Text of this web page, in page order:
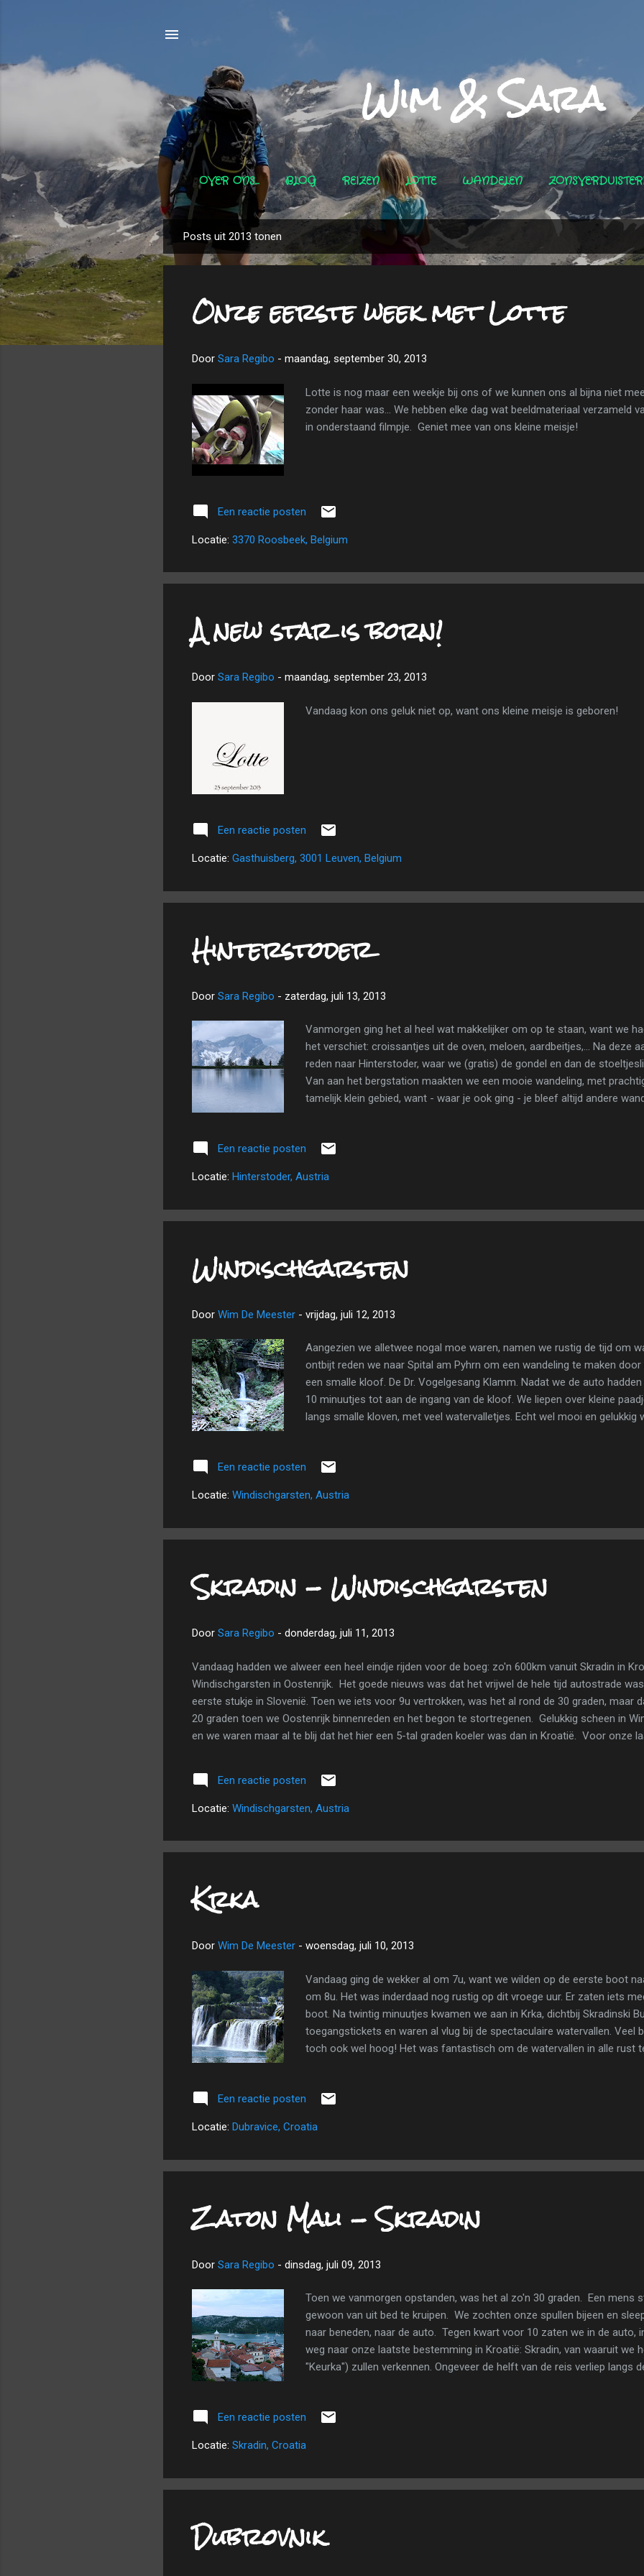
Wim & Sara
OVER ONS... BLOG REIZEN LOTTE WANDELEN
P
o
Posts uit 2013 tonen
Onze eerste week met Lotte
Door Sara Regibo - maandag, september 30, 2013
Lotte is nog maar een weekje bij ons of we kunnen ons al bijna niet
zonder haar was... We hebben elke dag wat beeldmateriaal verzameld
in onderstaand filmpje. Geniet mee van ons kleine meisje!
Een reactie posten
Locatie: 3370 Roosbeek, Belgium
A new star is born!
Door Sara Regibo - maandag, september 23, 2013
Vandaag kon ons geluk niet op, want ons kleine meisje is geboren!
Een reactie posten
Locatie: Gasthuisberg, 3001 Leuven, Belgium
Hinterstoder
Door Sara Regibo - zaterdag, juli 13, 2013
Vanmorgen ging het al heel wat makkelijker om op te staan, want we
het verschiet: croissantjes uit de oven, meloen, aardbeitjes,... Na deze
reden naar Hinterstoder, waar we (gratis) de gondel en dan de
Van aan het bergstation maakten we een mooie wandeling, met
tamelijk klein gebied, want - waar je ook ging - je bleef altijd andere
en reden we terug naar Windischgarsten. Onderweg zochten we nog
tevergeefs. Bergwandelen in Hinterstoder. 's Avonds pakten we onze
van een lekker maaltje en gingen we vroeg slapen, om fris te zijn voor
Een reactie posten
Locatie: Hinterstoder, Austria
Windischgarsten
Door Wim De Meester - vrijdag, juli 12, 2013
Aangezien we alletwee nogal moe waren, namen we rustig de tijd om
ontbijt reden we naar Spital am Pyhrn om een wandeling te maken door
een smalle kloof. De Dr. Vogelgesang Klamm. Nadat we de auto
10 minuutjes tot aan de ingang van de kloof. We liepen over kleine
langs smalle kloven, met veel watervalletjes. Echt wel mooi en gelukkig
bleven we wat nagenieten van het aangename weer. We keerden langs
waar we mooie uitzichten hadden van alpenweides en waar we de
kalkalpen goed konden zien. Genieten van Berner Würstl. Rond 15u
Een reactie posten
Locatie: Windischgarsten, Austria
Skradin - Windischgarsten
Door Sara Regibo - donderdag, juli 11, 2013
Vandaag hadden we alweer een heel eindje rijden voor de boeg: zo'n 600km vanuit Skradin in
Windischgarsten in Oostenrijk. Het goede nieuws was dat het vrijwel de hele tijd autostrade
eerste stukje in Slovenië. Toen we iets voor 9u vertrokken, was het al rond de 30 graden, maar
20 graden toen we Oostenrijk binnenreden en het begon te stortregenen. Gelukkig scheen in
en we waren maar al te blij dat het hier een 5-tal graden koeler was dan in Kroatië. Voor onze
hadden zelfs geen fut meer om de afwas te doen; enkel om een douche te nemen en wat te
Een reactie posten
Locatie: Windischgarsten, Austria
Krka
Door Wim De Meester - woensdag, juli 10, 2013
Vandaag ging de wekker al om 7u, want we wilden op de eerste boot
om 8u. Het was inderdaad nog rustig op dit vroege uur. Er zaten iets
boot. Na twintig minuutjes kwamen we aan in Krka, dichtbij Skradinski
toegangstickets en waren al vlug bij de spectaculaire watervallen. Veel
toch ook wel hoog! Het was fantastisch om de watervallen in alle rust
een vlonderpaadje, waar we enkele kikkers, hagedissen en veel libellen
enorm warm, dus rustten we eventjes uit op een bankje. Rond 10u30
Buk en nu zag het er totaal anders uit. Een mensenmassa probeerde de
Een reactie posten
Locatie: Dubravice, Croatia
Zaton Mali - Skradin
Door Sara Regibo - dinsdag, juli 09, 2013
Toen we vanmorgen opstanden, was het al zo'n 30 graden. Een mens
gewoon van uit bed te kruipen. We zochten onze spullen bijeen en
naar beneden, naar de auto. Tegen kwart voor 10 zaten we in de auto,
weg naar onze laatste bestemming in Kroatië: Skradin, van waaruit we
"Keurka") zullen verkennen. Ongeveer de helft van de reis verliep langs
de grenswachter en toen we het land we in wilden, werd er zowaar
we nog tal van kraampjes, waar de groenten en het fruit bijzonder
Zelfs fruitboer Rik van bij ons in 't dorp zou er nog iets van kunnen leren.
Een reactie posten
Locatie: Skradin, Croatia
Dubrovnik